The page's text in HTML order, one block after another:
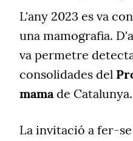
L'any 2023 es va
una mamografia.
va permetre
consolidades del
mamade Catalunya.
La invitació a fer-